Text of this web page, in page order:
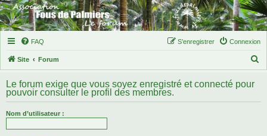
FAQ Connexion
S’enregistrer
Site Forum
h
Le forum exige que vous soyez enregistré et connecté pour
pouvoir consulter le profil des membres.
Nom d’utilisateur :